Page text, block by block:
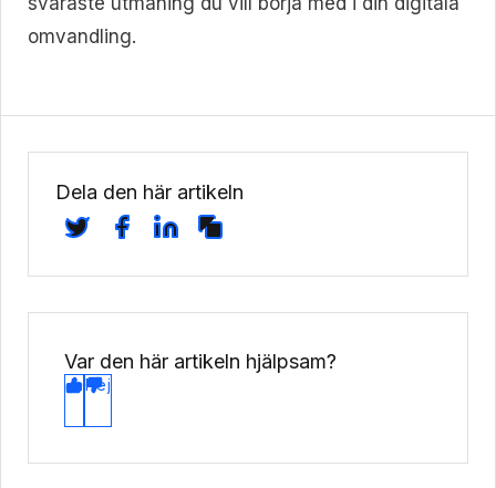
omvandling.
Dela den här artikeln
Var den här artikeln hjälpsam?
JaNej